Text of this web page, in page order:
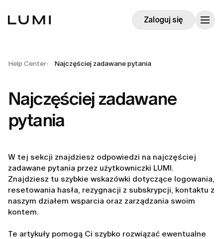
Zaloguj się
Help Center Najczęściej zadawane pytania
Najczęściej zadawane
pytania
W tej sekcji znajdziesz odpowiedzi na najczęściej
zadawane pytania przez użytkowniczki LUMI.
Znajdziesz tu szybkie wskazówki dotyczące logowania,
resetowania hasła, rezygnacji z subskrypcji, kontaktu z
naszym działem wsparcia oraz zarządzania swoim
kontem.
Te artykuły pomogą Ci szybko rozwiązać ewentualne